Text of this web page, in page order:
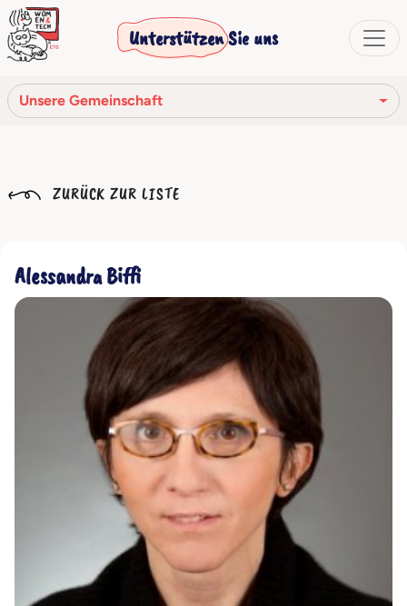
Unterstützen Sie uns
Unsere Gemeinschaft
Unsere Geschichte
Unser Netzwerk
Unsere Gemeinschaft
ZURÜCK ZUR LISTE
Alessandra Biffi